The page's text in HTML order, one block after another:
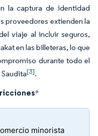
la captura de identidad
proveedores extienden la
viaje al incluir seguros,
en las billeteras, lo que
durante todo el
[3].
*
minorista